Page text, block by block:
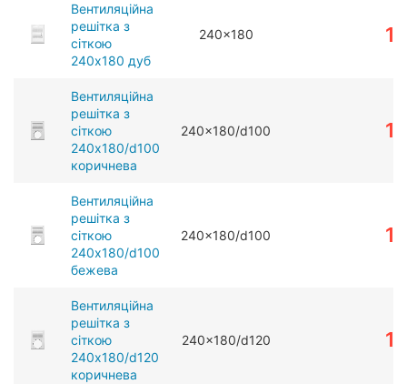
Вентиляційна
решітка з
сіткою
240x180 дуб
240x180
Вентиляційна
решітка з
сіткою
240x180/d100
коричнева
240x180/d100
Вентиляційна
решітка з
сіткою
240x180/d100
бежева
240x180/d100
Вентиляційна
решітка з
сіткою
240x180/d120
коричнева
240x180/d120